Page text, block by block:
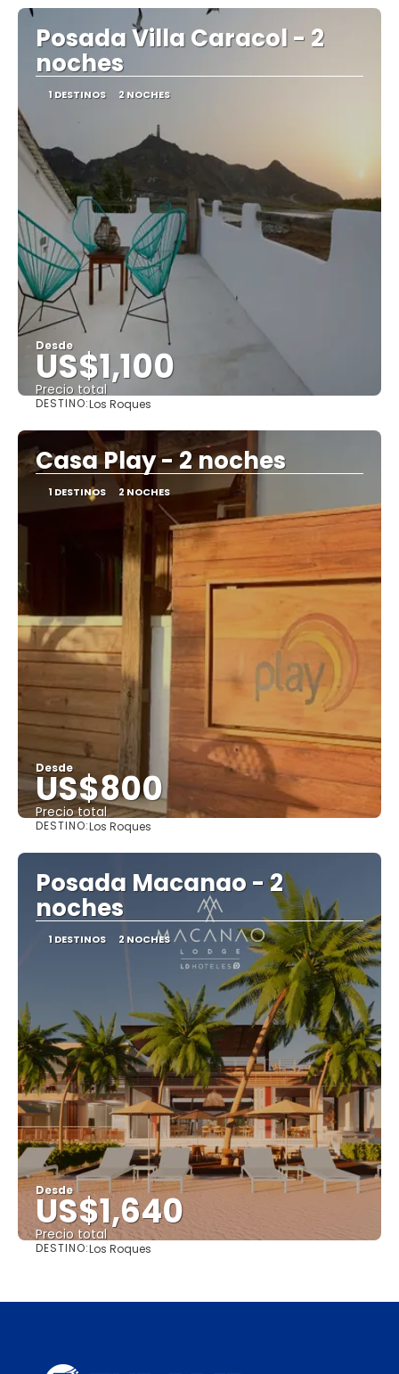
Posada Villa Caracol - 2
noches
1 DESTINOS 2 NOCHES
Desde
US$1,100
Precio total
DESTINO:Los Roques
Casa Play - 2 noches
1 DESTINOS 2 NOCHES
Desde
US$800
Precio total
DESTINO:Los Roques
Posada Macanao - 2
noches
1 DESTINOS 2 NOCHES
Desde
US$1,640
Precio total
DESTINO:Los Roques